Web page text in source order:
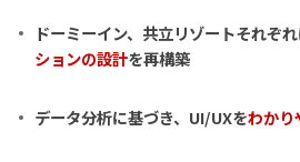
ドーミーイン、共立リゾートそれぞれ
ションの設計を再構築
データ分析に基づき、UI/UXをわかり